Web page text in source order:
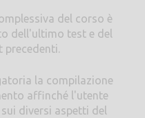
del corso è
dell'ultimo test e del
la compilazione
affinché l'utente
diversi aspetti del